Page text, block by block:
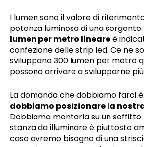
I lumen sono il valore di
potenza luminosa di una sorgente.
lumen per metro lineareè
confezione delle strip led. Ce ne
sviluppano 300 lumen per metro
possono arrivare a svilupparne
La domanda che dobbiamo farci è:
dobbiamo posizionare la
Dobbiamo montarla su un
stanza da illuminare è piuttosto
caso avremo bisogno di una